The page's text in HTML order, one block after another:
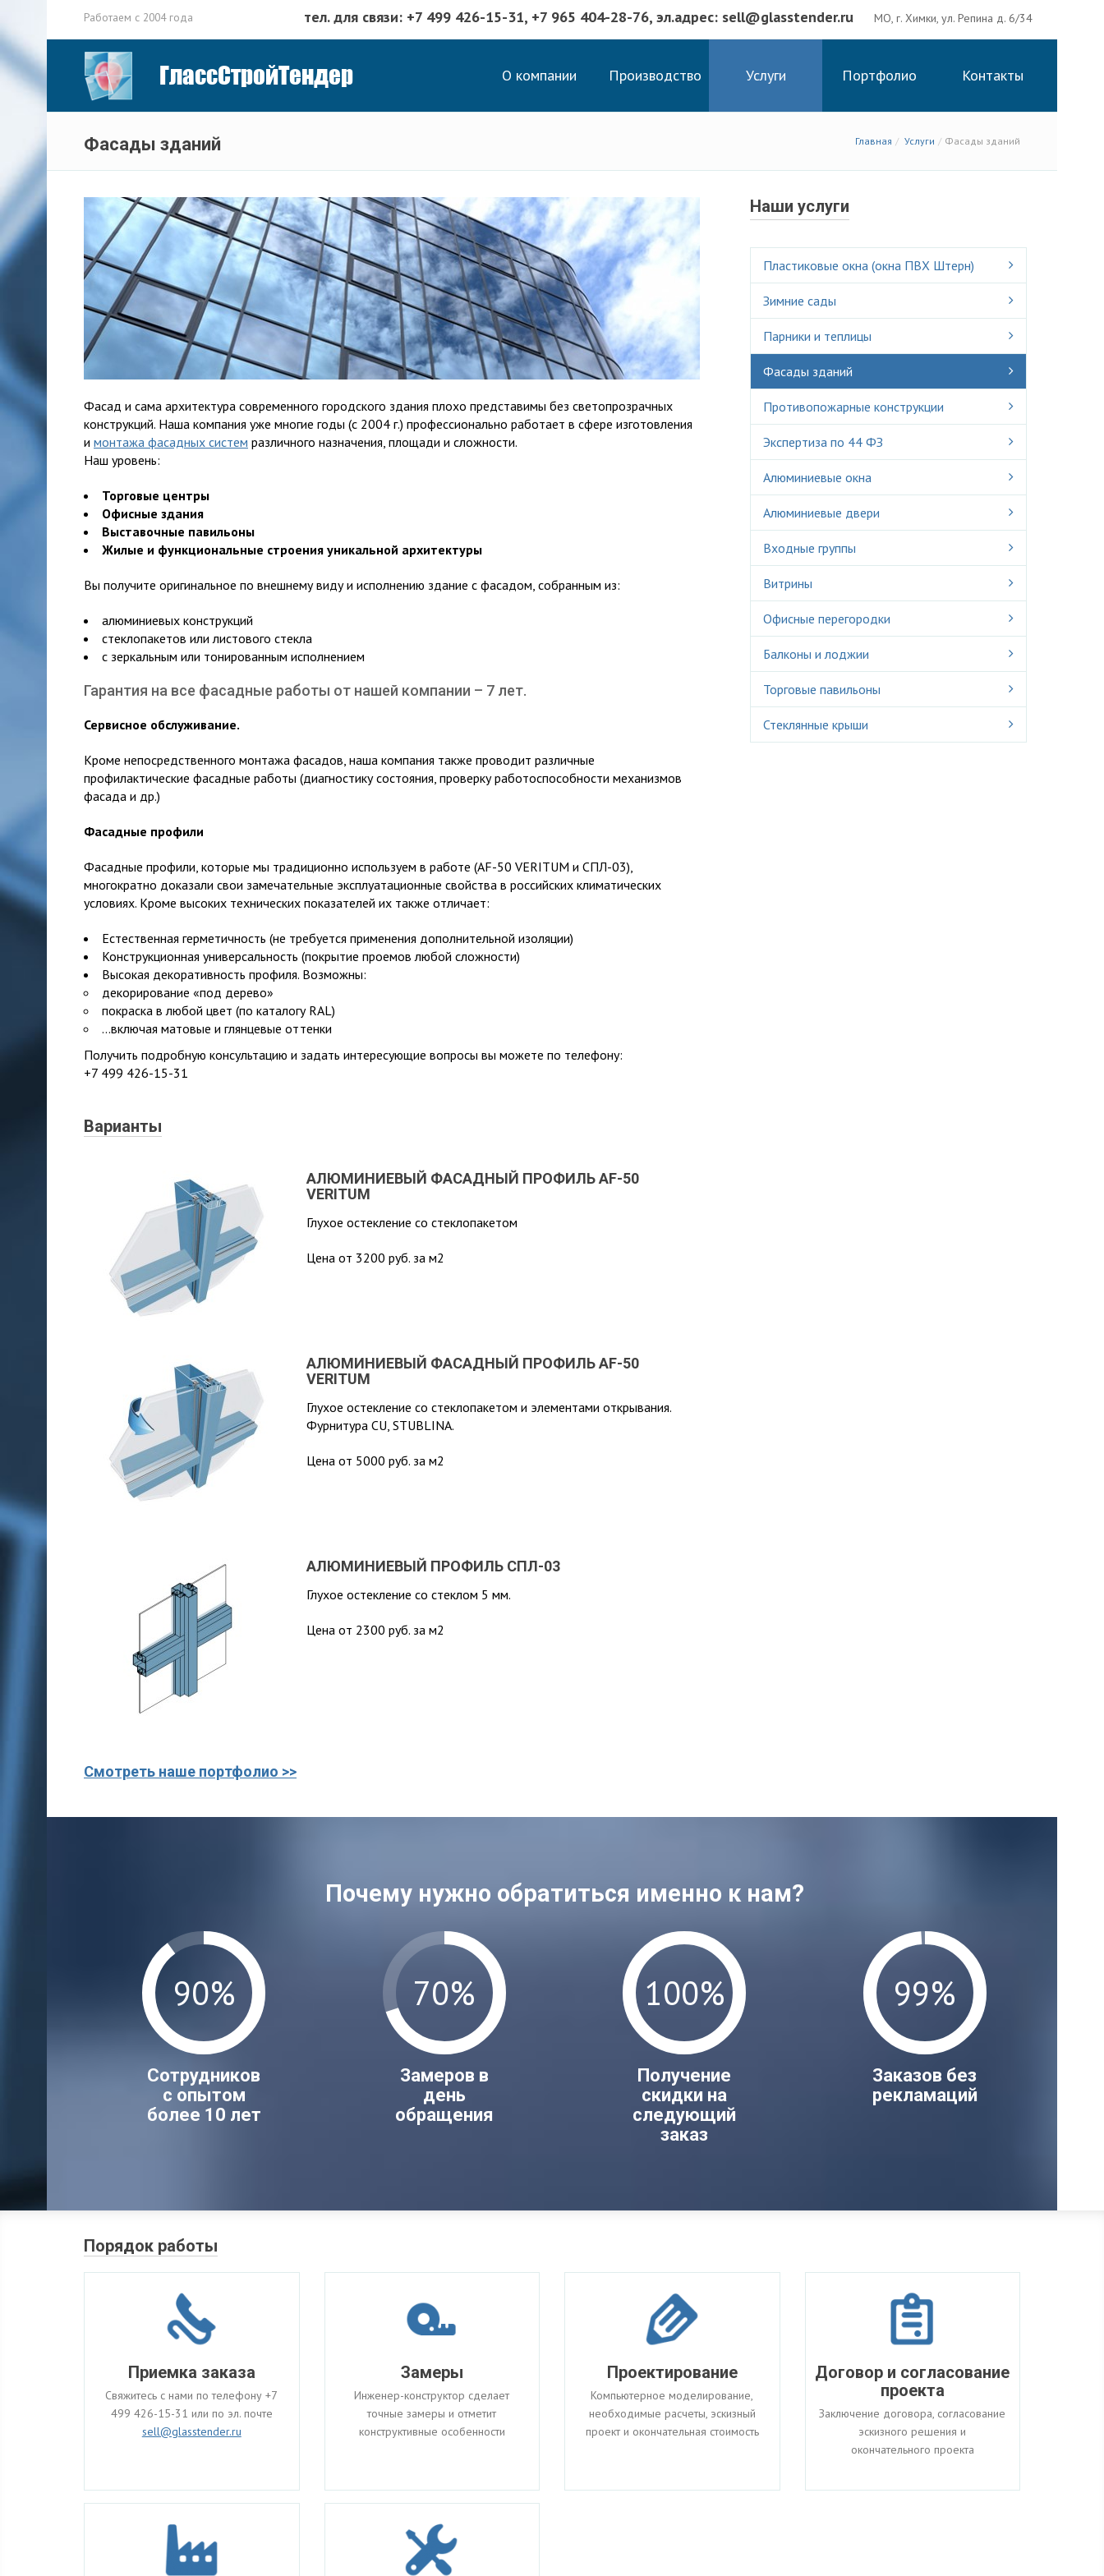
Работаем с 2004 года тел. для связи: +7 499 426-15-31, +7 965 404-28-76, эл.адрес: sell@glasstender.ru МО, г. Химки, ул. Репина д. 6/34
ГлассСтройТендер О компании Производство Услуги Портфолио Контакты
Фасады зданий Главная Услуги Фасады зданий
Фасад и сама архитектура современного городского здания плохо представимы без светопрозрачных
конструкций. Наша компания уже многие годы (с 2004 г.) профессионально работает в сфере изготовления
и монтажа фасадных систем различного назначения, площади и сложности.
Наш уровень:
Торговые центры
Офисные здания
Выставочные павильоны
Жилые и функциональные строения уникальной архитектуры
Вы получите оригинальное по внешнему виду и исполнению здание с фасадом, собранным из:
алюминиевых конструкций
стеклопакетов или листового стекла
с зеркальным или тонированным исполнением
Гарантия на все фасадные работы от нашей компании – 7 лет.
Сервисное обслуживание.
Кроме непосредственного монтажа фасадов, наша компания также проводит различные
профилактические фасадные работы (диагностику состояния, проверку работоспособности механизмов
фасада и др.)
Фасадные профили
Фасадные профили, которые мы традиционно используем в работе (AF-50 VERITUM и СПЛ-03),
многократно доказали свои замечательные эксплуатационные свойства в российских климатических
условиях. Кроме высоких технических показателей их также отличает:
Естественная герметичность (не требуется применения дополнительной изоляции)
Конструкционная универсальность (покрытие проемов любой сложности)
Высокая декоративность профиля. Возможны:
декорирование «под дерево»
покраска в любой цвет (по каталогу RAL)
…включая матовые и глянцевые оттенки
Получить подробную консультацию и задать интересующие вопросы вы можете по телефону:
+7 499 426-15-31
Варианты
АЛЮМИНИЕВЫЙ ФАСАДНЫЙ ПРОФИЛЬ AF-50
VERITUM
Глухое остекление со стеклопакетом
Цена от 3200 руб. за м2
АЛЮМИНИЕВЫЙ ФАСАДНЫЙ ПРОФИЛЬ AF-50
VERITUM
Глухое остекление со стеклопакетом и элементами открывания.
Фурнитура CU, STUBLINA.
Цена от 5000 руб. за м2
АЛЮМИНИЕВЫЙ ПРОФИЛЬ СПЛ-03
Глухое остекление со стеклом 5 мм.
Цена от 2300 руб. за м2
Смотреть наше портфолио >>
Наши услуги
Пластиковые окна (окна ПВХ Штерн)
Зимние сады
Парники и теплицы
Фасады зданий
Противопожарные конструкции
Экспертиза по 44 ФЗ
Алюминиевые окна
Алюминиевые двери
Входные группы
Витрины
Офисные перегородки
Балконы и лоджии
Торговые павильоны
Стеклянные крыши
Почему нужно обратиться именно к нам?
90%
Сотрудников
с опытом
более 10 лет
70%
Замеров в
день
обращения
100%
Получение
скидки на
следующий
заказ
99%
Заказов без
рекламаций
Порядок работы
Приемка заказа
Свяжитесь с нами по телефону+7
499 426-15-31 или по эл. почте
sell@glasstender.ru
Замеры
Инженер-конструктор сделает
точные замеры и отметит
конструктивные особенности
Проектирование
Компьютерное моделирование,
необходимые расчеты, эскизный
проект и окончательная стоимость
Договор и согласование
проекта
Заключение договора, согласование
эскизного решения и
окончательного проекта